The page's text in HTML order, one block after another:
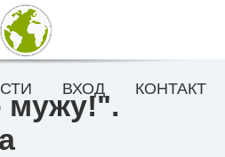
мужу!".
ВХОД КОНТАКТ